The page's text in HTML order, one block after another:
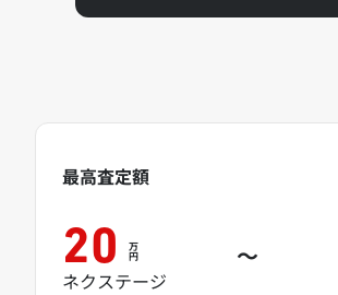
最高査定額
20 万
円 ～
ネクステージ